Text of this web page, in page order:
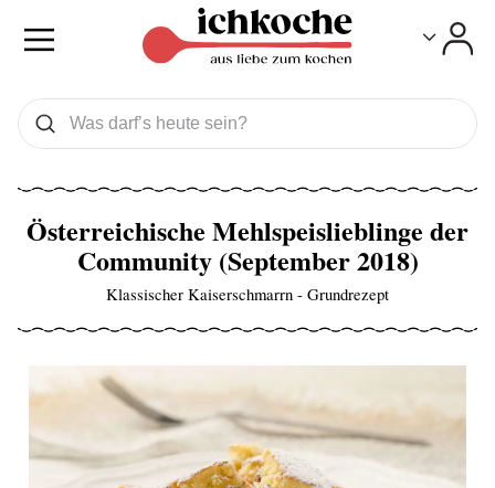
Was wollen Sie suchen
Suchen
Österreichische Mehlspeislieblinge der
Community (September 2018)
Klassischer Kaiserschmarrn - Grundrezept